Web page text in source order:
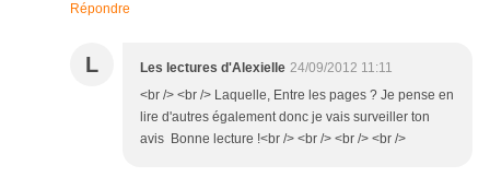
Répondre
L Les lectures d'Alexielle 24/09/2012 11:11
<br /> <br /> Laquelle, Entre les pages ? Je pense en
lire d'autres également donc je vais surveiller ton
avis Bonne lecture !<br /> <br /> <br /> <br />